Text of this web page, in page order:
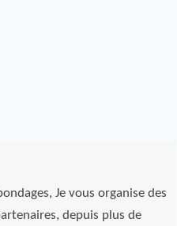
Je vous organise des
depuis plus de